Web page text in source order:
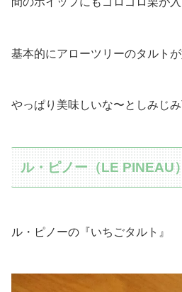
基本的にアローツリーのタルトが
やっぱり美味しいな〜としみじみ
ル・ピノー（LE PINEAU）
ル・ピノーの『いちごタルト』